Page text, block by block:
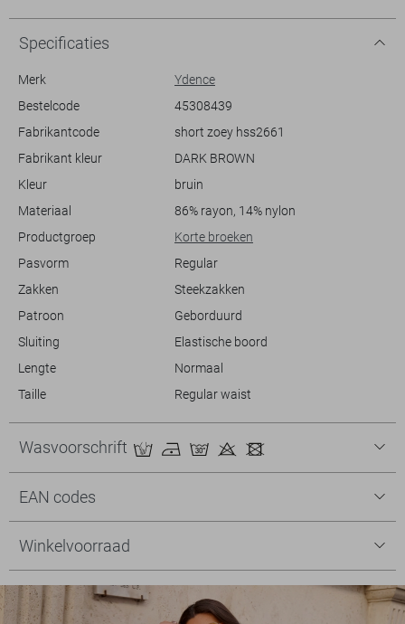
steekzakken voegen niet alleen functionaliteit toe, maar geven ook
een speelse twist aan het geheel.
De combinatie van een normale lengte en regular waist zorgt ervoor
verschillende tops. Ideaal voor een dagje uit in de stad of een
ontspannen strandwandeling. Het hoogwaardige materiaal en de
gedetailleerde afwerking maken dit kledingstuk tot een tijdloze
eenvoudige T-shirt, of een meer verfijnde stijl met een elegante blouse,
deze short is altijd een goede keuze.
Specificaties
Merk
Ydence
Bestelcode
45308439
Fabrikantcode
short zoey hss2661
Fabrikant kleur
DARK BROWN
Kleur
bruin
Materiaal
86% rayon, 14% nylon
Productgroep
Korte broeken
Pasvorm
Regular
Zakken
Steekzakken
Patroon
Geborduurd
Sluiting
Elastische boord
Lengte
Normaal
Taille
Regular waist
Wasvoorschrift
EAN codes
Winkelvoorraad